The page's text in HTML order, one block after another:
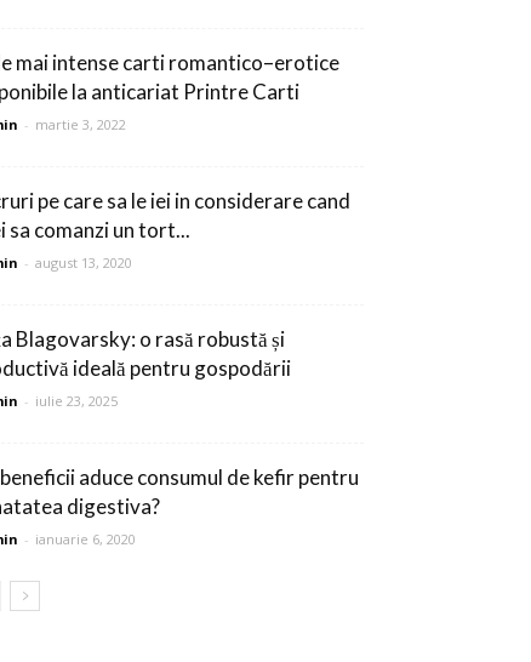
mai intense carti romantico–erotice
la anticariat Printre Carti
- martie 3, 2022
pe care sa le iei in considerare cand
sa comanzi un tort...
- august 13, 2020
Blagovarsky: o rasă robustă și
ideală pentru gospodării
- iulie 23, 2025
aduce consumul de kefir pentru
digestiva?
- ianuarie 6, 2020